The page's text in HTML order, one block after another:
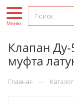
Клапан
муфта
Главная — Каталог